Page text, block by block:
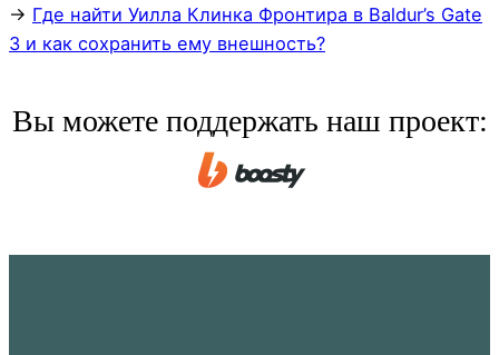
→ Где найти Уилла Клинка Фронтира в Baldur’s Gate
3 и как сохранить ему внешность?
Вы можете поддержать наш проект: